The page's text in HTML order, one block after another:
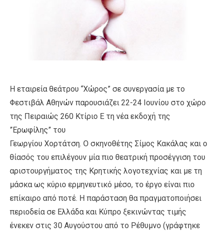
Η εταιρεία θεάτρου “Χώρος” σε συνεργασία με το
Φεστιβάλ Αθηνών παρουσιάζει 22-24 Ιουνίου στο χώρο
της Πειραιώς 260 Κτίριο Ε τη νέα εκδοχή της
”Ερωφίλης” του
Γεωργίου Χορτάτση. Ο σκηνοθέτης Σίμος Κακάλας και ο
θίασός του επιλέγουν μία πιο θεατρική προσέγγιση του
αριστουργήματος της Κρητικής λογοτεχνίας και με τη
μάσκα ως κύριο ερμηνευτικό μέσο, το έργο είναι πιο
επίκαιρο από ποτέ. Η παράσταση θα πραγματοποιήσει
περιοδεία σε Ελλάδα και Κύπρο ξεκινώντας τιμής
ένεκεν στις 30 Αυγούστου από το Ρέθυμνο (γράφτηκε